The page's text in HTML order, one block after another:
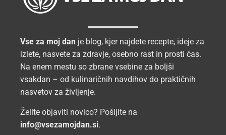
Vse za moj dan je blog, kjer najdete recepte, ideje za
izlete, nasvete za zdravje, osebno rast in prosti čas.
Na enem mestu so zbrane vsebine za boljši
vsakdan – od kulinaričnih navdihov do praktičnih
nasvetov za življenje.
Želite objaviti novico? Pošljite na
info@vsezamojdan.si.